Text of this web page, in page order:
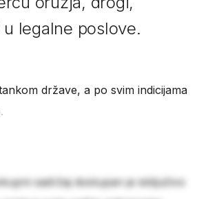
legalne poslove.
države, a po svim indicijama
sadržaj dostupan je isključivo